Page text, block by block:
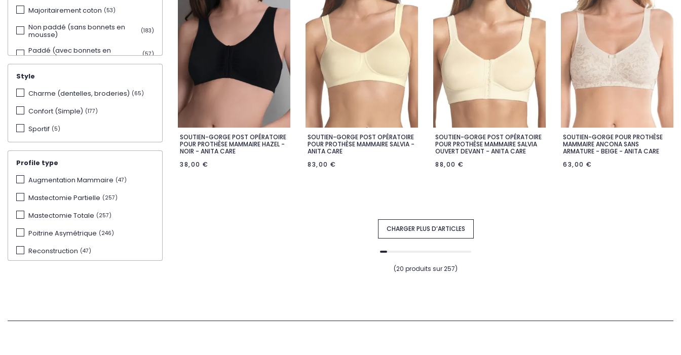
Rouge (4)
Bleu nuit & Sable (2)
Framboise & Sable
Blanc & Sable (3)
Rose & Gris (2)
Chili & Sable
Imprimé floral (2)
Blush (12)
Sable (21)
Gris chiné (2)
Crystal (14)
Deep sand (1)
Sand (2)
Désert (4)
Majoritairement coton (53)
Non paddé (sans bonnets en
mousse)
(183)
Paddé (avec bonnets en
mousse)
(57)
Style
Charme (dentelles, broderies) (65)
Confort (Simple) (177)
Sportif (5)
Profile type
Augmentation Mammaire (47)
Mastectomie Partielle (257)
Mastectomie Totale (257)
Poitrine Asymétrique (246)
Reconstruction (47)
Aperçu rapide
SOUTIEN-GORGE POST OPÉRATOIRE
POUR PROTHÈSE MAMMAIRE HAZEL -
NOIR - ANITA CARE
38,00 €
Aperçu rapide
SOUTIEN-GORGE POST OPÉRATOIRE
POUR PROTHÈSE MAMMAIRE SALVIA -
ANITA CARE
83,00 €
Aperçu rapide
SOUTIEN-GORGE POST OPÉRATOIRE
POUR PROTHÈSE MAMMAIRE SALVIA
OUVERT DEVANT - ANITA CARE
88,00 €
Aperçu rapide
SOUTIEN-GORGE POUR PROTHÈSE
MAMMAIRE ANCONA SANS
ARMATURE - BEIGE - ANITA CARE
63,00 €
CHARGER PLUS D’ARTICLES
(20 produits sur 257)